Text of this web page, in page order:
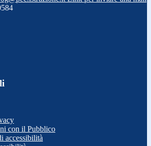
con il Pubblico
accessibilità